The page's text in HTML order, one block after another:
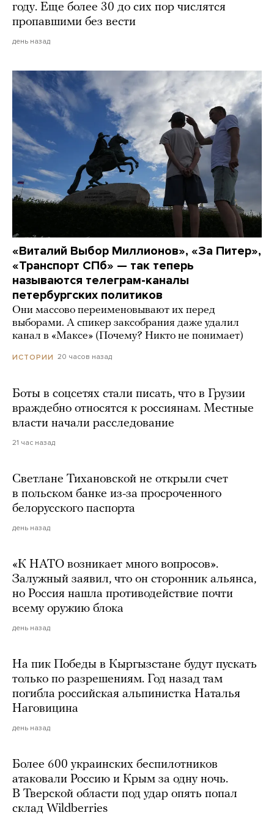
году. Еще более 30 до сих пор числятся
пропавшими без вести
день назад
«Виталий Выбор Миллионов», «За Питер»,
«Транспорт СПб» — так теперь
называются телеграм-каналы
петербургских политиков
Они массово переименовывают их перед
выборами. А спикер заксобрания даже удалил
канал в «Максе» (Почему? Никто не понимает)
ИСТОРИИ 20 часов назад
Боты в соцсетях стали писать, что в Грузии
враждебно относятся к россиянам. Местные
власти начали расследование
21 час назад
Светлане Тихановской не открыли счет
в польском банке из-за просроченного
белорусского паспорта
день назад
«К НАТО возникает много вопросов».
Залужный заявил, что он сторонник альянса,
но Россия нашла противодействие почти
всему оружию блока
день назад
На пик Победы в Кыргызстане будут пускать
только по разрешениям. Год назад там
погибла российская альпинистка Наталья
Наговицина
день назад
Более 600 украинских беспилотников
атаковали Россию и Крым за одну ночь.
В Тверской области под удар опять попал
склад Wildberries